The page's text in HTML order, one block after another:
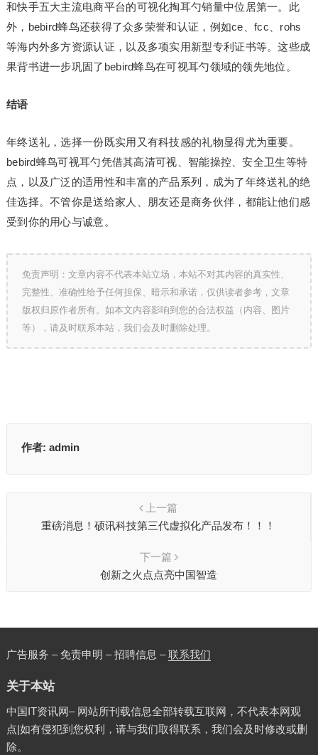
和快手五大主流电商平台的可视化掏耳勺销量中位居第一。此
外，bebird蜂鸟还获得了众多荣誉和认证，例如ce、fcc、rohs
等海内外多方资源认证，以及多项实用新型专利证书等。这些成
果背书进一步巩固了bebird蜂鸟在可视耳勺领域的领先地位。
结语
年终送礼，选择一份既实用又有科技感的礼物显得尤为重要。
bebird蜂鸟可视耳勺凭借其高清可视、智能操控、安全卫生等特
点，以及广泛的适用性和丰富的产品系列，成为了年终送礼的绝
佳选择。不管你是送给家人、朋友还是商务伙伴，都能让他们感
受到你的用心与诚意。
免责声明：文章内容不代表本站立场，本站不对其内容的真实性、
完整性、准确性给予任何担保、暗示和承诺，仅供读者参考，文章
版权归原作者所有。如本文内容影响到您的合法权益（内容、图片
等），请及时联系本站，我们会及时删除处理。
作者: admin
上一篇
重磅消息！硕讯科技第三代虚拟化产品发布！！！
下一篇
创新之火点点亮中国智造
广告服务 – 免责申明 – 招聘信息 –联系我们
关于本站
中国IT资讯网– 网站所刊载信息全部转载互联网，不代表本网观
点|如有侵犯到您权利，请与我们取得联系，我们会及时修改或删
除。